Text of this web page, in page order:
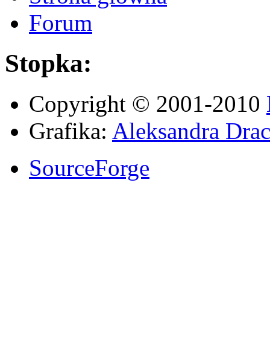
Forum
Stopka:
Copyright © 2001-2010
Grafika: Aleksandra
SourceForge